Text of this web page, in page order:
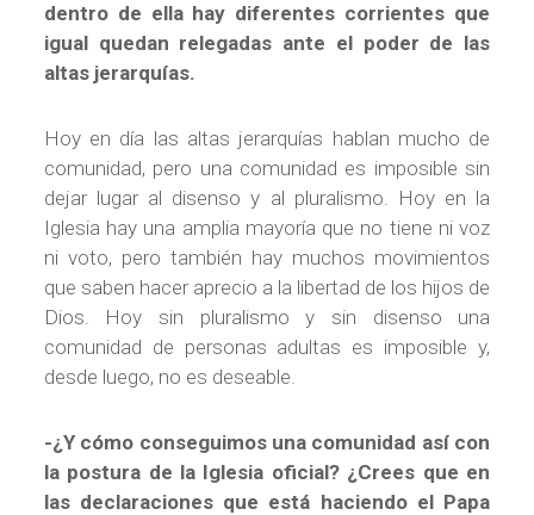
dentro de ella hay diferentes corrientes que
igual quedan relegadas ante el poder de las
altas jerarquías.
Hoy en día las altas jerarquías hablan mucho de
comunidad, pero una comunidad es imposible sin
dejar lugar al disenso y al pluralismo. Hoy en la
Iglesia hay una amplia mayoría que no tiene ni voz
ni voto, pero también hay muchos movimientos
que saben hacer aprecio a la libertad de los hijos de
Dios. Hoy sin pluralismo y sin disenso una
comunidad de personas adultas es imposible y,
desde luego, no es deseable.
-¿Y cómo conseguimos una comunidad así con
la postura de la Iglesia oficial? ¿Crees que en
las declaraciones que está haciendo el Papa